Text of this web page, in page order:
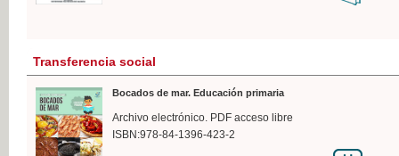
Transferencia social
Bocados de mar. Educación primaria
Archivo electrónico. PDF acceso libre
ISBN:978-84-1396-423-2